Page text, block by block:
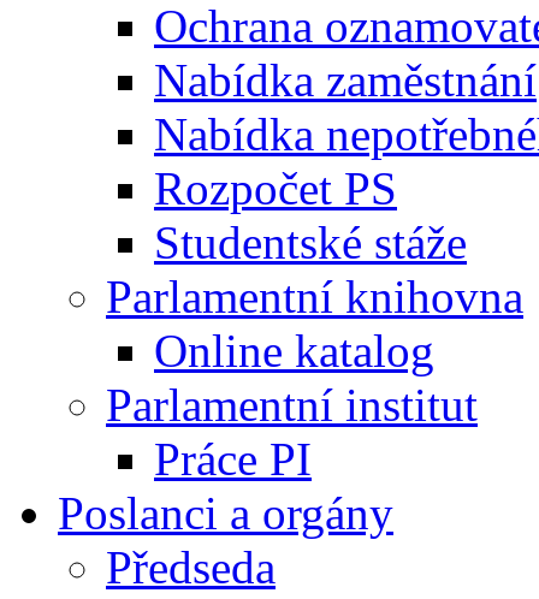
Ochrana
Nabídka zaměstnání
Nabídka
Rozpočet PS
Studentské stáže
Parlamentní knihovna
Online katalog
Parlamentní institut
Práce PI
Poslanci a orgány
Předseda